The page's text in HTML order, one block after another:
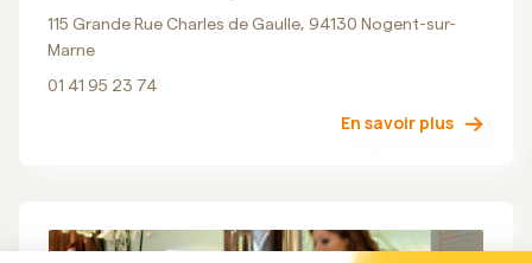
115 Grande Rue Charles de Gaulle, 94130 Nogent-sur-
Marne
01 41 95 23 74
En savoir plus